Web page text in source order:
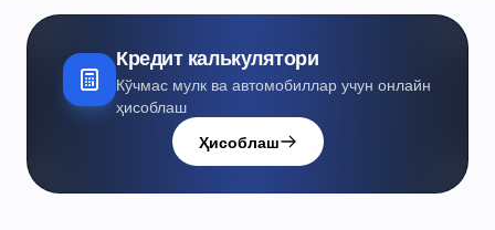
Кредит калькулятори
Кўчмас мулк ва автомобиллар учун онлайн
ҳисоблаш
Ҳисоблаш